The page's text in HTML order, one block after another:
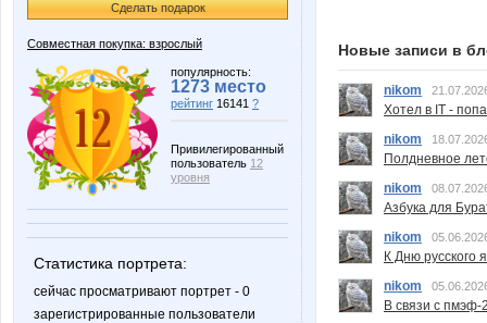
Сделать подарок
Совместная покупка: взрослый
популярность:
1273 место
рейтинг 16141 ?
Привилегированный
пользователь 12
уровня
Статистика портрета:
сейчас просматривают портрет - 0
зарегистрированные пользователи
Новые записи в
nikom
Хотел в IT -
nikom
Полдневное
nikom
Азбука для
nikom
К Дню русского
nikom
В связи с пмэф-